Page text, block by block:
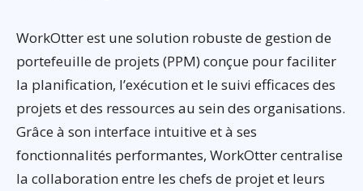
WorkOtter est une solution robuste de gestion de
portefeuille de projets (PPM) conçue pour faciliter
la planification, l’exécution et le suivi efficaces des
projets et des ressources au sein des organisations.
Grâce à son interface intuitive et à ses
fonctionnalités performantes, WorkOtter centralise
la collaboration entre les chefs de projet et leurs